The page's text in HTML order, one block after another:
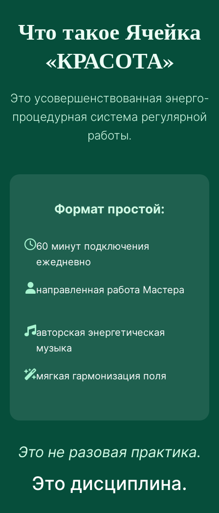
Что такое Ячейка
«КРАСОТА»
Это усовершенствованная энерго-
процедурная система регулярной
работы.
Формат простой:
60 минут подключения
ежедневно
направленная работа Мастера
авторская энергетическая
музыка
мягкая гармонизация поля
Это не разовая практика.
Это дисциплина.